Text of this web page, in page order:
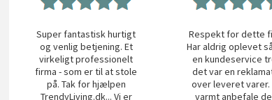
Super fantastisk hurtigt
og venlig betjening. Et
virkeligt professionelt
firma - som er til at stole
på. Tak for hjælpen
TrendyLiving.dk... Vi er
Respekt for dette
Har aldrig oplevet
en kundeservice
det var en
over leveret varer.
varmt anbefale